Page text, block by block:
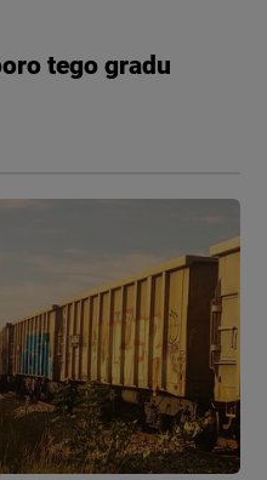
tego gradu